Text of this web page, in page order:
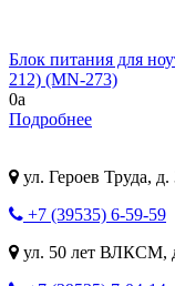
Блок питания для
212) (MN-273)
0a
Подробнее
ул. Героев Труда, д.
+7 (39535) 6-59-59
ул. 50 лет ВЛКСМ,